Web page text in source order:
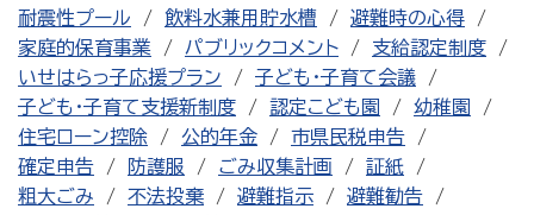
耐震性プール
飲料水兼用貯水槽
避難時の心得
家庭的保育事業
パブリックコメント
支給認定制度
いせはらっ子応援プラン
子ども・子育て会議
子ども・子育て支援新制度
認定こども園
幼稚園
住宅ローン控除
公的年金
市県民税申告
確定申告
防護服 ごみ収集計画
証紙
粗大ごみ
不法投棄 避難指示
避難勧告